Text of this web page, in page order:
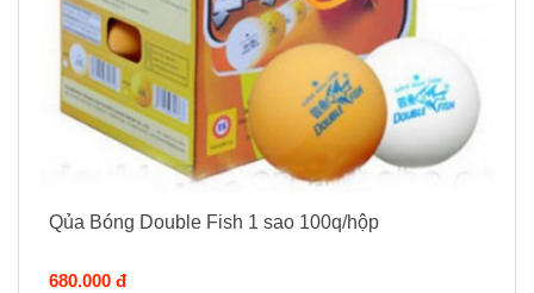
Qủa Bóng Double Fish 1 sao 100q/hộp
680.000 đ